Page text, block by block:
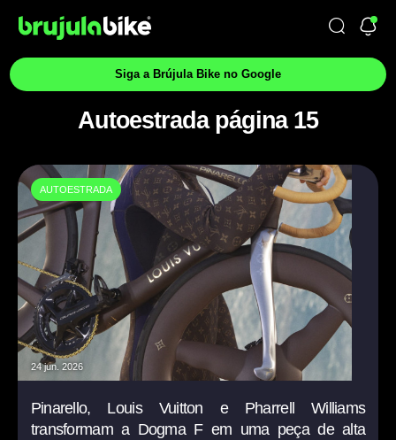
Siga a Brújula Bike no Google
Autoestrada página 15
AUTOESTRADA
24 jun. 2026
Pinarello, Louis Vuitton e Pharrell Williams
transformam a Dogma F em uma peça de alta